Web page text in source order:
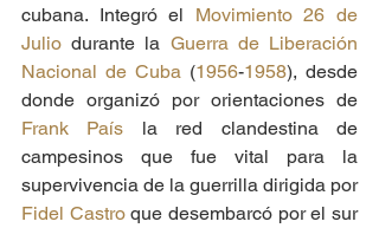
cubana. Integró el Movimiento 26 de
Julio durante la Guerra de Liberación
Nacional de Cuba (1956-1958), desde
Frank País la red clandestina de
campesinos que fue vital para la
supervivencia de la guerrilla dirigida por
Fidel Castro que desembarcó por el sur